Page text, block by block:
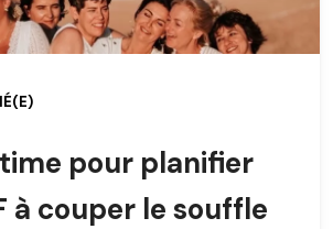
pour planifier
à couper le souffle